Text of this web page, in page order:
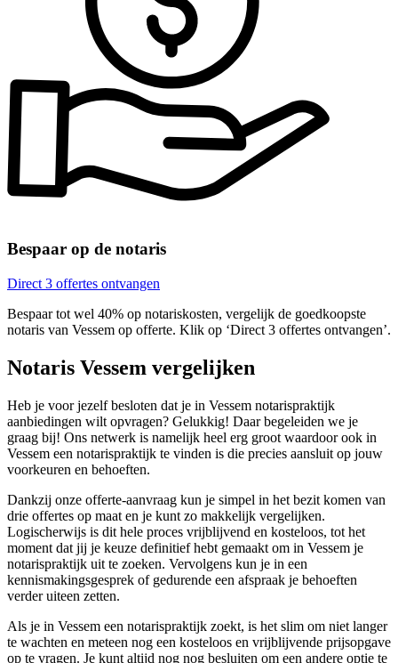
Bespaar op de notaris
Direct 3 offertes ontvangen
Bespaar tot wel 40% op notariskosten, vergelijk de goedkoopste
notaris van Vessem op offerte. Klik op ‘Direct 3 offertes ontvangen’.
Notaris Vessem vergelijken
Heb je voor jezelf besloten dat je in Vessem notarispraktijk
aanbiedingen wilt opvragen? Gelukkig! Daar begeleiden we je
graag bij! Ons netwerk is namelijk heel erg groot waardoor ook in
Vessem een notarispraktijk te vinden is die precies aansluit op jouw
voorkeuren en behoeften.
Dankzij onze offerte-aanvraag kun je simpel in het bezit komen van
drie offertes op maat en je kunt zo makkelijk vergelijken.
Logischerwijs is dit hele proces vrijblijvend en kosteloos, tot het
moment dat jij je keuze definitief hebt gemaakt om in Vessem je
notarispraktijk uit te zoeken. Vervolgens kun je in een
kennismakingsgesprek of gedurende een afspraak je behoeften
verder uiteen zetten.
Als je in Vessem een notarispraktijk zoekt, is het slim om niet langer
te wachten en meteen nog een kosteloos en vrijblijvende prijsopgave
op te vragen. Je kunt altijd nog nog besluiten om een andere optie te